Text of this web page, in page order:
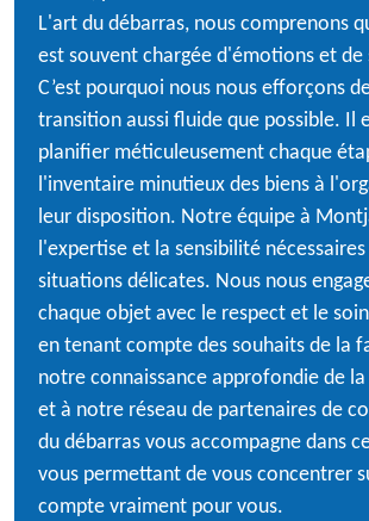
L'art du débarras, nous comprenons
est souvent chargée d'émotions et de
C’est pourquoi nous nous efforçons
transition aussi fluide que possible. Il
planifier méticuleusement chaque
l'inventaire minutieux des biens à
leur disposition. Notre équipe à
l'expertise et la sensibilité
situations délicates. Nous nous
chaque objet avec le respect et le
en tenant compte des souhaits de la
notre connaissance approfondie de
et à notre réseau de partenaires de
du débarras vous accompagne dans
vous permettant de vous concentrer
compte vraiment pour vous.